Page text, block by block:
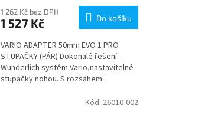
1 262 Kč bez DPH
1 527 Kč Do košíku
VARIO ADAPTER 50mm EVO 1 PRO
STUPAČKY (PÁR) Dokonalé řešení -
Wunderlich systém Vario,nastavitelné
stupačky nohou. S rozsahem
nastavení o průměru až 100 mm není
Kód: 26010-002